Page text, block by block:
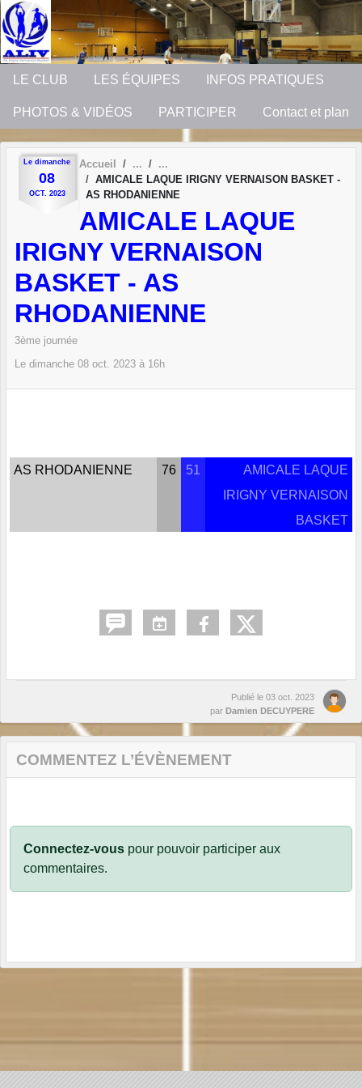
LE CLUB LES ÉQUIPES INFOS PRATIQUES
PHOTOS & VIDÉOS PARTICIPER Contact et plan
Le dimanche
08
OCT. 2023
Accueil
AMICALE LAQUE IRIGNY VERNAISON BASKET -
AS RHODANIENNE
AMICALE LAQUE
IRIGNY VERNAISON
BASKET - AS
RHODANIENNE
3ème journée
Le dimanche 08 oct. 2023 à 16h
AS RHODANIENNE 76 51
AMICALE LAQUE
IRIGNY VERNAISON
BASKET
Publié le 03 oct. 2023
par Damien DECUYPERE
COMMENTEZ L’ÉVÈNEMENT
Connectez-vous pour pouvoir participer aux
commentaires.
Panneau de gestion des cookies